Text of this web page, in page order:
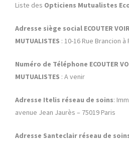
Liste des Opticiens Mutualistes
Adresse siège social ECOUTER
MUTUALISTES : 10-16 Rue Brancion à
Numéro de Téléphone ECOUTER
MUTUALISTES : A venir
Adresse Itelis réseau de soins:
avenue Jean Jaurès – 75019 Paris
Adresse Santeclair réseau de